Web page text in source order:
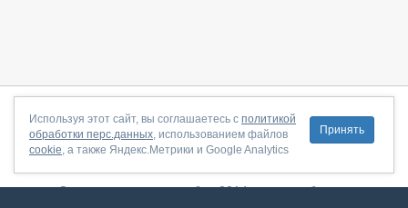
О сайте|С чего начать|Контакты|Партнёрская программа
Договор-оферта|Политика конфиденциальности
Правила пользования
Сервис запущен в ноябре 2014, свежее обновление от
Принять
Используя этот сайт, вы соглашаетесь с политикой
обработки перс.данных, использованием файлов
cookie, а также Яндекс.Метрики и Google Analytics